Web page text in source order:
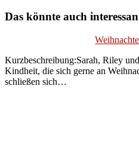
Das könnte auch
Kurzbeschreibung:Sarah, Riley
Kindheit, die sich gerne an
schließen sich…